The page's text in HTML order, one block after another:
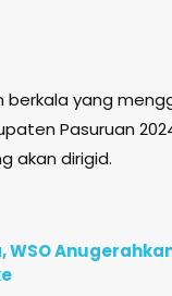
yang
Pasuruan
akan dirigid.
WSO